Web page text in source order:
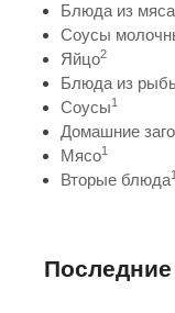
Блюда из
Соусы
Яйцо2
Блюда из
Соусы1
Домашние
Мясо1
Вторые блюда1
Последние